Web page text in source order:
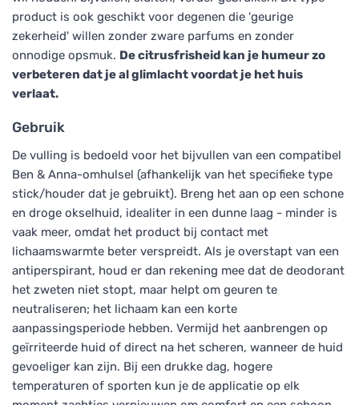
product is ook geschikt voor degenen die 'geurige
zekerheid' willen zonder zware parfums en zonder
onnodige opsmuk. De citrusfrisheid kan je humeur zo
verbeteren dat je al glimlacht voordat je het huis
verlaat.
Gebruik
De vulling is bedoeld voor het bijvullen van een compatibel
Ben & Anna-omhulsel (afhankelijk van het specifieke type
stick/houder dat je gebruikt). Breng het aan op een schone
en droge okselhuid, idealiter in een dunne laag - minder is
vaak meer, omdat het product bij contact met
lichaamswarmte beter verspreidt. Als je overstapt van een
antiperspirant, houd er dan rekening mee dat de deodorant
het zweten niet stopt, maar helpt om geuren te
neutraliseren; het lichaam kan een korte
aanpassingsperiode hebben. Vermijd het aanbrengen op
geïrriteerde huid of direct na het scheren, wanneer de huid
gevoeliger kan zijn. Bij een drukke dag, hogere
temperaturen of sporten kun je de applicatie op elk